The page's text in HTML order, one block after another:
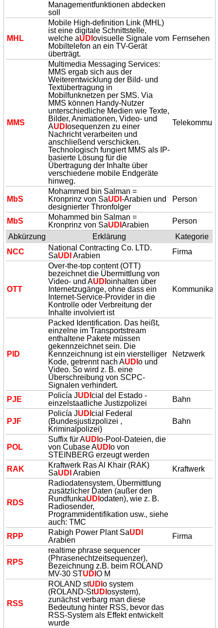
Managementfunktionen abdecken
soll
MHL
Mobile High-definition Link (MHL)
ist eine digitale Schnittstelle,
welche aUDIovisuelle Signale vom
Mobiltelefon an ein TV-Gerät
überträgt.
Fernsehen
MMS
Multimedia Messaging Services:
MMS ergab sich aus der
Weiterentwicklung der Bild- und
Textübertragung in
Mobilfunknetzen per SMS. Via
MMS können Handy-Nutzer
unterschiedliche Medien wie Texte,
Bilder, Animationen, Video- und
AUDIosequenzen zu einer
Nachricht verarbeiten und
anschließend verschicken.
Technologisch fungiert MMS als IP-
basierte Lösung für die
Übertragung der Inhalte über
verschiedene mobile Endgeräte
hinweg.
MbS
Mohammed bin Salman =
Kronprinz von SaUDI-Arabien und
designierter Thronfolger
Person
MbS
Mohammed bin Salman =
Kronprinz von SaUDIArabien
Person
Abkürzung
Erklärung
Kategorie
NCC
National Contracting Co. LTD.
SaUDI Arabien Firma
OTT
Over-the-top content (OTT)
bezeichnet die Übermittlung von
Video- und AUDIoinhalten über
Internetzugänge, ohne dass ein
Internet-Service-Provider in die
Kontrolle oder Verbreitung der
Inhalte involviert ist
PID
Packed Identification. Das heißt,
einzelne im Transportstream
enthaltene Pakete müssen
gekennzeichnet sein. Die
Kennzeichnung ist ein vierstelliger
Kode, getrennt nach AUDIo und
Video. So wird z. B. eine
Überschreibung von SCPC-
Signalen verhindert.
Netzwerk
PJE Policía JUDIcial del Estado -
einzelstaatliche Justizpolizei
Bahn
PJF
Policía JUDIcial Federal
(Bundesjustizpolizei ,
Kriminalpolizei)
Bahn
POL
Suffix für AUDIo-Pool-Dateien, die
von Cubase AUDIo von
STEINBERG erzeugt werden
RAK
Kraftwerk Ras Al Khair (RAK)
SaUDI Arabien Kraftwerk
RDS
Radiodatensystem, Übermittlung
zusätzlicher Daten (außer den
RundfunkaUDIodaten), wie z. B.
Radiosender,
Programmidentifikation usw., siehe
auch: TMC
RPP
Rabigh Power Plant SaUDI
Arabien
Firma
RPS
realtime phrase sequencer
(Phrasenechtzeitsequenzer),
Bezeichnung z.B. beim ROLAND
MV-30 STUDIO M
RSS
ROLAND stUDIo system
(ROLAND-StUDIosystem),
zunächst verbarg man diese
Bedeutung hinter RSS, bevor das
RSS-System als Effekt entwickelt
wurde